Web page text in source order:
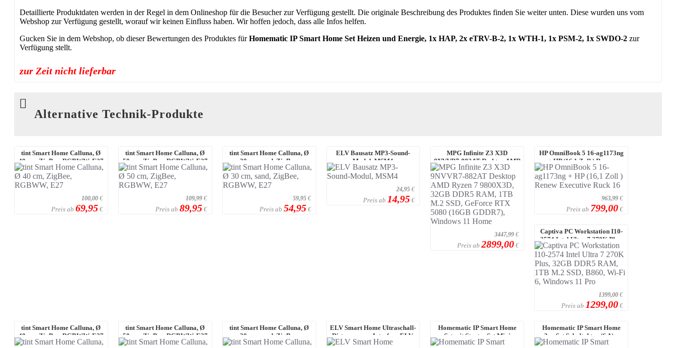
Detaillierte Produktdaten werden in der Regel in dem Onlineshop für die Besucher zur Verfügung gestellt. Die originale Beschreibung des Produktes finden Sie weiter unten. Diese wurden uns vom
Webshop zur Verfügung gestellt, worauf wir keinen Einfluss haben. Wir hoffen jedoch, dass alle Infos helfen.
Gucken Sie in dem Webshop, ob dieser Bewertungen des Produktes fürHomematic IP Smart Home Set Heizen und Energie, 1x HAP, 2x eTRV-B-2, 1x WTH-1, 1x PSM-2, 1x SWDO-2 zur
Verfügung stellt.
zur Zeit nicht lieferbar
Alternative Technik-Produkte
tint Smart Home Calluna, Ø
40 cm, ZigBee, RGBWW, E27
100,00€
Preis ab 69,95 €
tint Smart Home Calluna, Ø
50 cm, ZigBee, RGBWW, E27
109,99€
Preis ab 89,95 €
tint Smart Home Calluna, Ø
30 cm, sand, ZigBee,
RGBWW, E27
59,95€
Preis ab 54,95 €
ELV Bausatz MP3-Sound-
Modul, MSM4
24,95 €
Preis ab 14,95 €
MPG Infinite Z3 X3D
9NVVR7-882AT Desktop AMD
Ryzen 7 9800X3D, 32 ...
3447,99 €
Preis ab 2899,00 €
HP OmniBook 5 16-ag1173ng
+ HP (16,1 Zoll ) Renew
Executive Ruck ...
963,99 €
Preis ab 799,00 €
Captiva PC Workstation I10-
2574 Intel Ultra 7 270K Plus,
32GB DD ...
1399,00 €
Preis ab 1299,00 €
tint Smart Home Calluna, Ø
40 cm, ZigBee, RGBWW, E27
tint Smart Home Calluna, Ø
50 cm, ZigBee, RGBWW, E27
tint Smart Home Calluna, Ø
30 cm, sand, ZigBee,
RGBWW, E27
ELV Smart Home Ultraschall-
Distanzsensor Interface ELV-
SH-DUSI, ...
Homematic IP Smart Home
Set mit Starter Set Mini
Zutritt, Keypad ...
Homematic IP Smart Home
3er-Set Schaltaktor (6 A) –
Unterputz, H ...